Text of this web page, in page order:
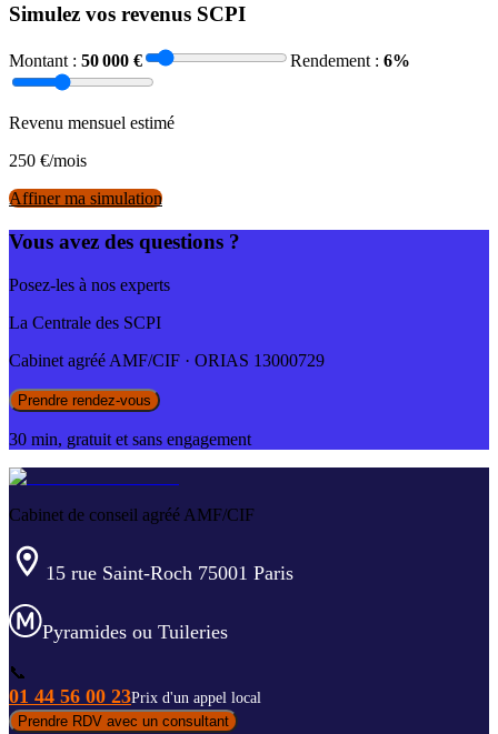
Simulez vos revenus SCPI
Montant : 50 000 € Rendement : 6%
Revenu mensuel estimé
250 €/mois
Affiner ma simulation
Vous avez des questions ?
Posez-les à nos experts
La Centrale des SCPI
Cabinet agréé AMF/CIF · ORIAS 13000729
Prendre rendez-vous
30 min, gratuit et sans engagement
Cabinet de conseil agréé AMF/CIF
15 rue Saint-Roch 75001 Paris
Pyramides ou Tuileries
📞
01 44 56 00 23Prix d'un appel local
Prendre RDV avec un consultant